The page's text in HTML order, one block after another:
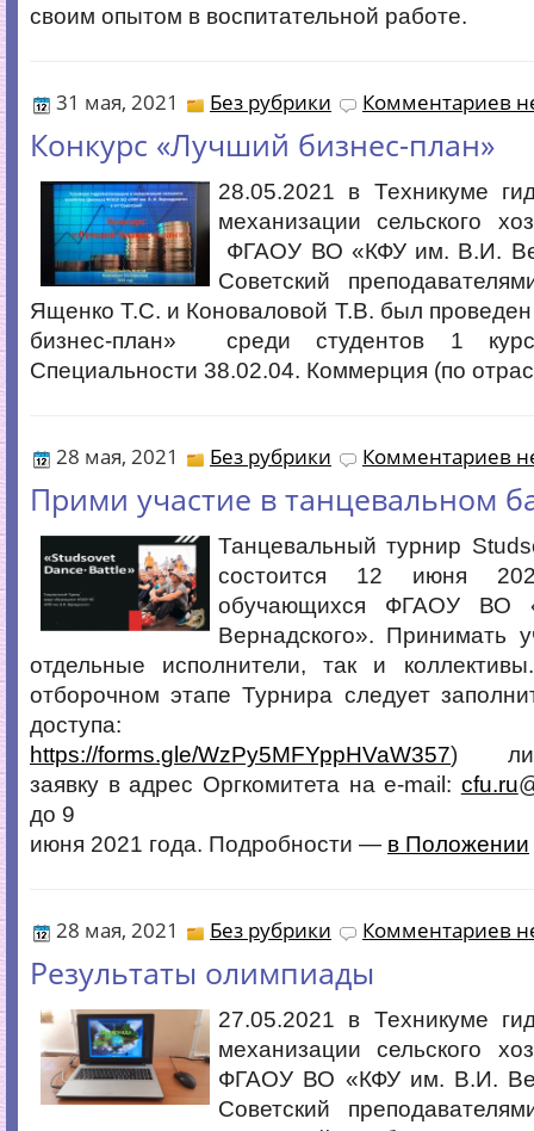
своим опытом в воспитательной работе.
31 мая, 2021 Без рубрики Комментариев
Конкурс «Лучший бизнес-план»
28.05.2021 в Техникуме
механизации сельского
ФГАОУ ВО «КФУ им. В.И.
Советский
Ященко Т.С. и Коноваловой Т.В. был
бизнес-план» среди студентов 1
Специальности 38.02.04. Коммерция (по
28 мая, 2021 Без рубрики Комментариев
Прими участие в танцевальном
Танцевальный турнир
состоится 12 июня
обучающихся ФГАОУ
Вернадского». Принимать
отдельные исполнители, так и
отборочном этапе Турнира следует
доступа:
https://forms.gle/WzPy5MFYppHVaW357)
заявку в адрес Оргкомитета на e-mail: cfu.ru
до 9
июня 2021 года. Подробности — в Положении
28 мая, 2021 Без рубрики Комментариев
Результаты олимпиады
27.05.2021 в Техникуме
механизации сельского
ФГАОУ ВО «КФУ им. В.И.
Советский